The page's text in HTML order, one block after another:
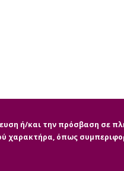
ή/και την πρόσβαση σε
χαρακτήρα, όπως